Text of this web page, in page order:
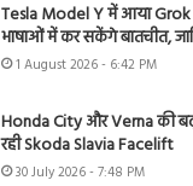
Tesla Model Y में आया Grok
भाषाओं में कर सकेंगे बातचीत,
1 August 2026 - 6:42 PM
Honda City और Verna की
रही Skoda Slavia Facelift
30 July 2026 - 7:48 PM